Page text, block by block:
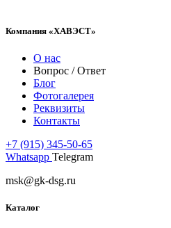
Компания «ХАВЭСТ»
О нас
Вопрос / Ответ
Блог
Фотогалерея
Реквизиты
Контакты
+7 (915) 345-50-65
Whatsapp Telegram
msk@gk-dsg.ru
Каталог